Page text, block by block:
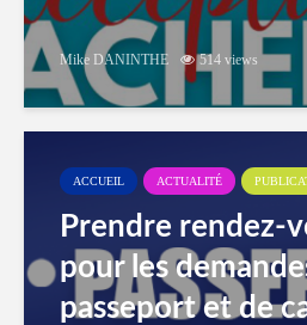
Mike DANINTHE 514 views
ACCUEIL ACTUALITÉ
Prendre rendez-
pour les
passeport et de